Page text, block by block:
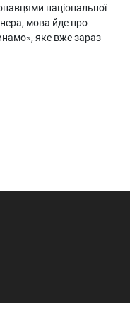
національної
мова йде про
яке вже зараз